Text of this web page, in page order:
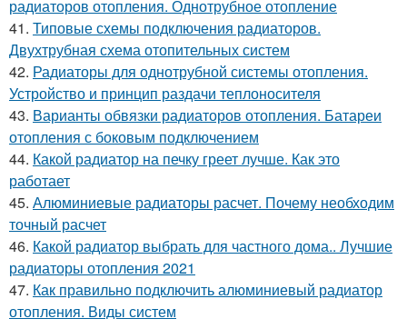
радиаторов отопления. Однотрубное отопление
41. Типовые схемы подключения радиаторов.
Двухтрубная схема отопительных систем
42. Радиаторы для однотрубной системы отопления.
Устройство и принцип раздачи теплоносителя
43. Варианты обвязки радиаторов отопления. Батареи
отопления с боковым подключением
44. Какой радиатор на печку греет лучше. Как это
работает
45. Алюминиевые радиаторы расчет. Почему необходим
точный расчет
46. Какой радиатор выбрать для частного дома.. Лучшие
радиаторы отопления 2021
47. Как правильно подключить алюминиевый радиатор
отопления. Виды систем